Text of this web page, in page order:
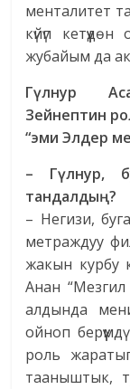
менталитет
күйүп
жубайым да
Гүлнур
Зейнептин
“эми Элдер
– Гүлнур,
тандалдың?
– Негизи,
метраждуу
жакын курбу
Анан
алдында
ойноп
роль
тааныштык,